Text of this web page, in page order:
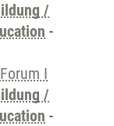
/
-
I
/
-